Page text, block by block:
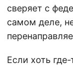
сверяет с
самом деле,
Если хоть